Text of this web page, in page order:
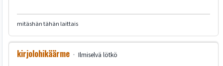
mitäshän tähän laittais
kirjolohikäärme
Ilmiselvä lötkö